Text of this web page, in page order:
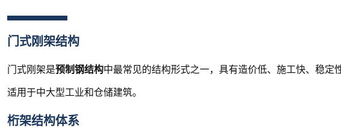
门式刚架结构
门式刚架是预制钢结构中最常见的结构形式之一，具有造价低、施工快、稳定
适用于中大型工业和仓储建筑。
桁架结构体系